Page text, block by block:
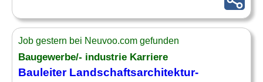
Job gestern bei Neuvoo.com gefunden
Baugewerbe/- industrie Karriere
BauleiterLandschaftsarchitektur-